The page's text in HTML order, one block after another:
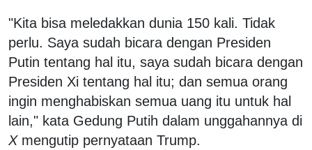
"Kita bisa meledakkan dunia 150 kali. Tidak
perlu. Saya sudah bicara dengan Presiden
Putin tentang hal itu, saya sudah bicara dengan
Presiden Xi tentang hal itu; dan semua orang
ingin menghabiskan semua uang itu untuk hal
lain," kata Gedung Putih dalam unggahannya di
Xmengutip pernyataan Trump.